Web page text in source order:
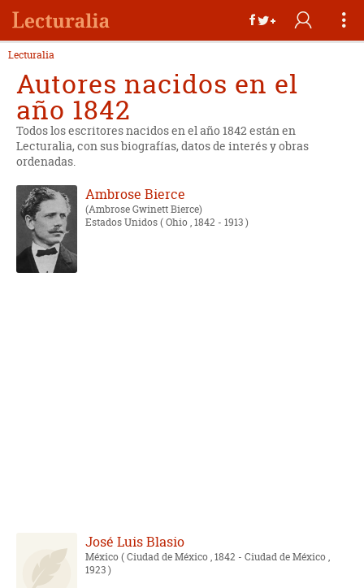
Lecturalia
Autores nacidos en el
año 1842
Todos los escritores nacidos en el año 1842 están en
Lecturalia, con sus biografías, datos de interés y obras
ordenadas.
Ambrose Bierce
Ambrose Gwinett Bierce
Estados Unidos( Ohio , 1842 - 1913 )
José Luis Blasio
México( Ciudad de México , 1842 - Ciudad de México ,
1923 )